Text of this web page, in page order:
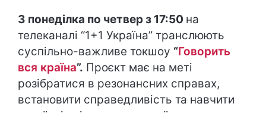
З понеділка по четвер з 17:50 на
телеканалі “1+1 Україна” транслюють
суспільно-важливе токшоу “Говорить
вся країна”. Проєкт має на меті
розібратися в резонансних справах,
встановити справедливість та навчити